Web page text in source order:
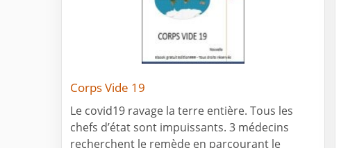
Corps Vide 19
Le covid19 ravage la terre entière. Tous les
chefs d’état sont impuissants. 3 médecins
recherchent le remède en parcourant le